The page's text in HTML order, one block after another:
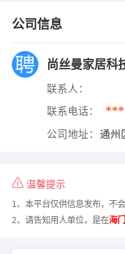
公司信息
尚丝曼家居科
联系人：
联系电话：
公司地址： 通州
温馨提示
1、本平台仅供信息发布，不
2、请告知用人单位，是在海